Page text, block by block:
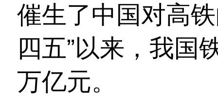
催生了中国对高
四五”以来，我国
万亿元。